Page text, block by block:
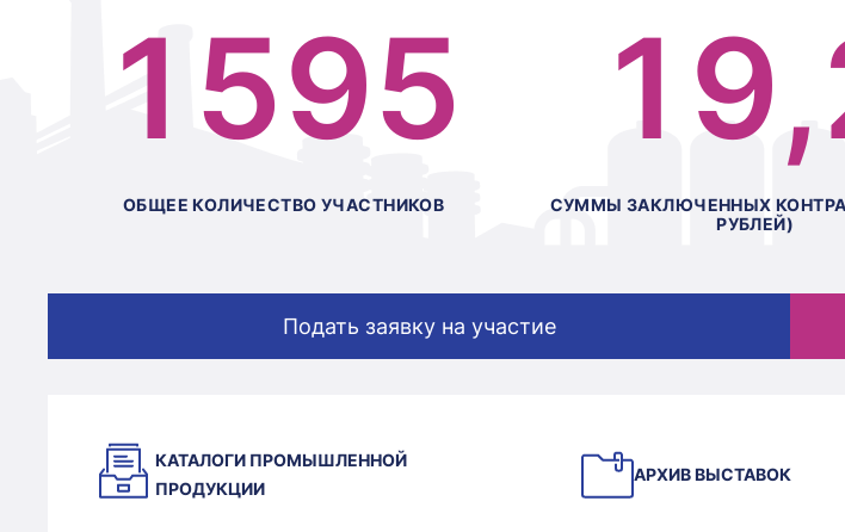
1 595
ОБЩЕЕ КОЛИЧЕСТВО УЧАСТНИКОВ
1 9,
СУММЫ ЗАКЛЮЧЕННЫХ
РУБЛЕЙ)
Подать заявку на участие
КАТАЛОГИ ПРОМЫШЛЕННОЙ
ПРОДУКЦИИ
АРХИВ ВЫСТАВОК